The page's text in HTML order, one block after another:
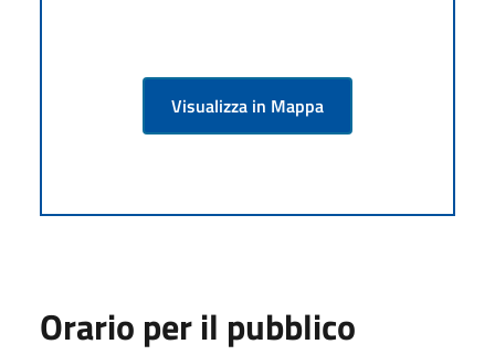
Visualizza in Mappa
Orario per il pubblico